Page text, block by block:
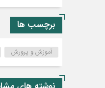
برچسب ها
آموزش و پرورش